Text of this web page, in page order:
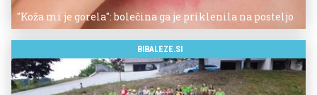
"Koža mi je gorela": bolečina ga je priklenila na posteljo
BIBALEZE.SI